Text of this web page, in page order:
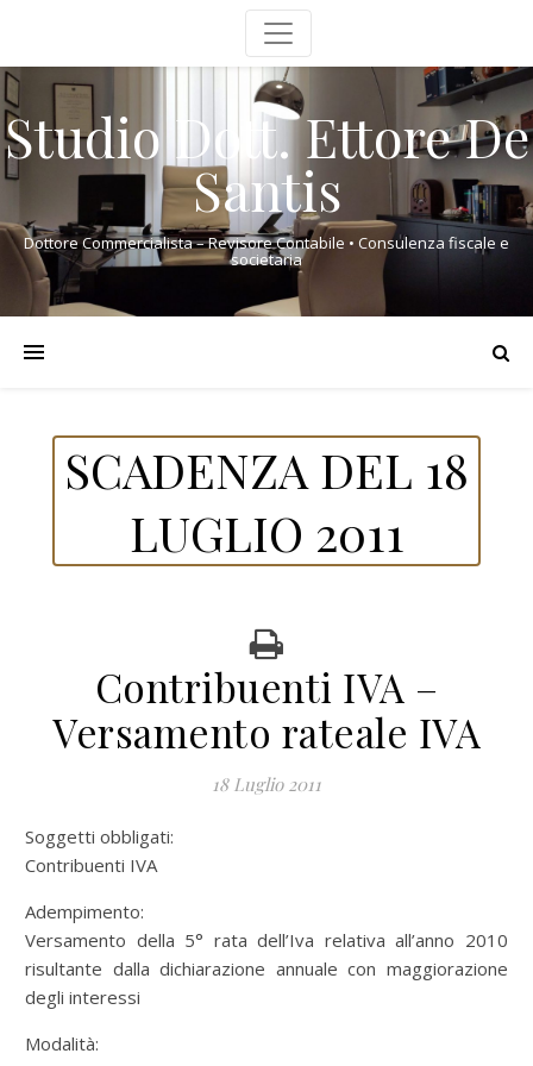
Studio Dott. Ettore De
Santis
Dottore Commercialista – Revisore Contabile • Consulenza fiscale e
societaria
SCADENZA DEL 18
LUGLIO 2011
Contribuenti IVA –
Versamento rateale IVA
18 Luglio 2011
Soggetti obbligati:
Contribuenti IVA
Adempimento:
Versamento della 5° rata dell’Iva relativa all’anno 2010
risultante dalla dichiarazione annuale con maggiorazione
degli interessi
Modalità: